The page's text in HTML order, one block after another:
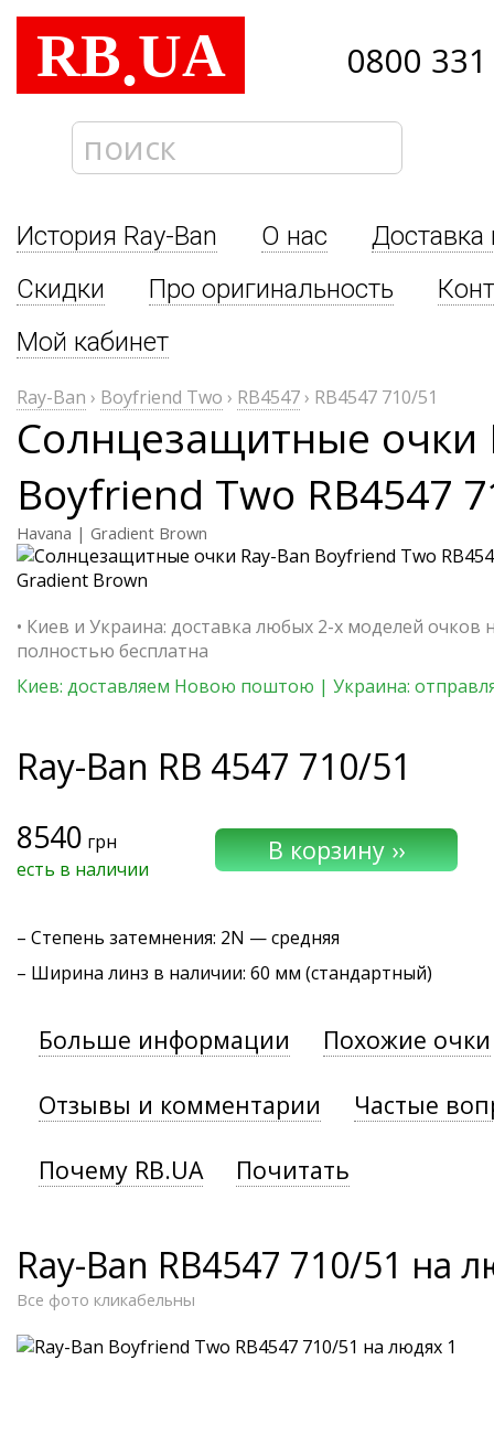
RB.UA 0800
История Ray-Ban О нас
Доставка
Скидки
Про оригинальность
Мой кабинет
Ray-Ban › Boyfriend Two › RB4547› RB4547 710/51
Солнцезащитные очки
Boyfriend Two RB4547
Havana | Gradient Brown
• Киев и Украина: доставка любых 2-х моделей очков
полностью бесплатна
Киев: доставляем Новою поштою | Украина:
Ray-Ban RB 4547 710/51
8540 грн
есть в наличии
– Степень затемнения: 2N — средняя
– Ширина линз в наличии: 60 мм (стандартный)
Больше информации Похожие очки
Отзывы и комментарии Частые
Почему RB.UA Почитать
Ray-Ban RB4547 710/51 на
Все фото кликабельны